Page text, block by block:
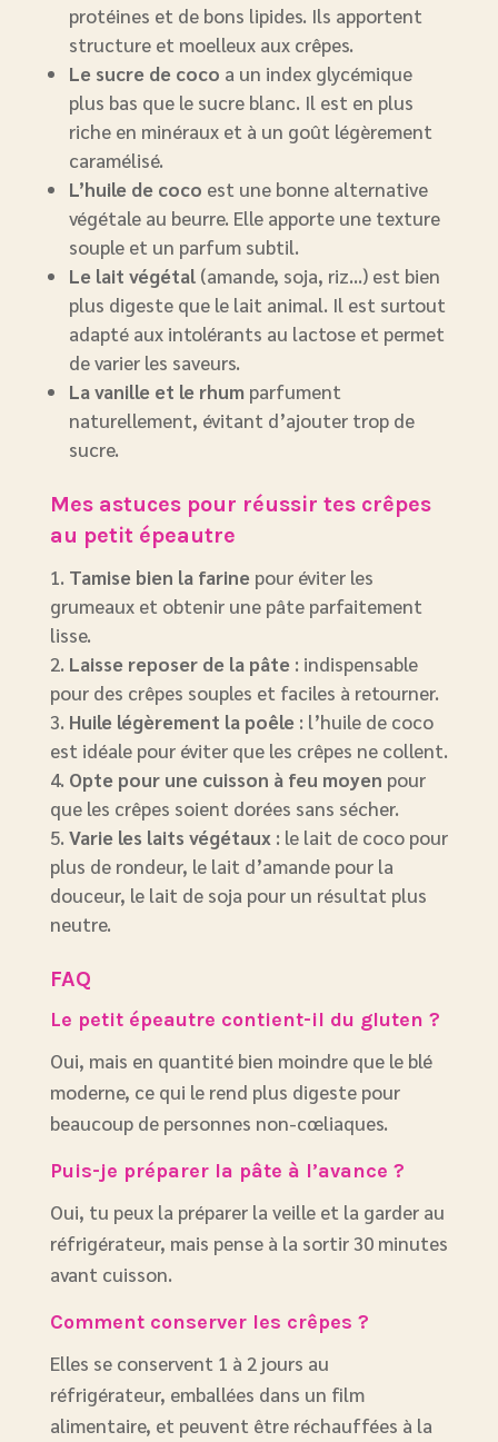
protéines et de bons lipides. Ils apportent
structure et moelleux aux crêpes.
Le sucre de coco a un index glycémique
plus bas que le sucre blanc. Il est en plus
riche en minéraux et à un goût légèrement
caramélisé.
L’huile de coco est une bonne alternative
végétale au beurre. Elle apporte une texture
souple et un parfum subtil.
Le lait végétal(amande, soja, riz…) est bien
plus digeste que le lait animal. Il est surtout
adapté aux intolérants au lactose et permet
de varier les saveurs.
La vanille et le rhum parfument
naturellement, évitant d’ajouter trop de
sucre.
Mes astuces pour réussir tes crêpes
au petit épeautre
Tamise bien la farine pour éviter les
grumeaux et obtenir une pâte parfaitement
lisse.
Laisse reposer de la pâte : indispensable
pour des crêpes souples et faciles à retourner.
Huile légèrement la poêle : l’huile de coco
est idéale pour éviter que les crêpes ne collent.
Opte pour une cuisson à feu moyen pour
que les crêpes soient dorées sans sécher.
Varie les laits végétaux : le lait de coco pour
plus de rondeur, le lait d’amande pour la
douceur, le lait de soja pour un résultat plus
neutre.
FAQ
Le petit épeautre contient-il du gluten ?
Oui, mais en quantité bien moindre que le blé
moderne, ce qui le rend plus digeste pour
beaucoup de personnes non-cœliaques.
Puis-je préparer la pâte à l’avance ?
Oui, tu peux la préparer la veille et la garder au
réfrigérateur, mais pense à la sortir 30 minutes
avant cuisson.
Comment conserver les crêpes ?
Elles se conservent 1 à 2 jours au
réfrigérateur, emballées dans un film
alimentaire, et peuvent être réchauffées à la